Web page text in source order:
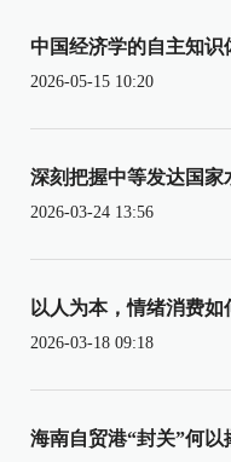
中国经济学的自主知识
2026-05-15 10:20
深刻把握中等发达国家
2026-03-24 13:56
以人为本，情绪消费
2026-03-18 09:18
海南自贸港“封关”何